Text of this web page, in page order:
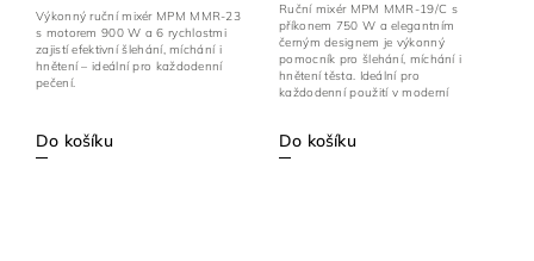
Do košíku
Výkonný ruční mixér MPM MMR-23
s motorem 900 W a 6 rychlostmi
zajistí efektivní šlehání, míchání i
hnětení – ideální pro každodenní
pečení.
Do košíku
Ruční mixér MPM MMR-19/C s
příkonem 750 W a elegantním
černým designem je výkonný
pomocník pro šlehání, míchání i
hnětení těsta. Ideální pro
každodenní použití v moderní